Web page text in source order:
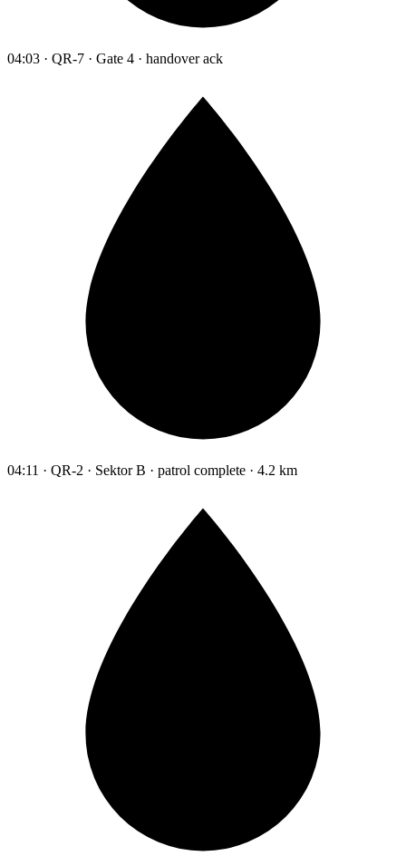
04:03 · QR-7 · Gate 4 · handover ack
04:11 · QR-2 · Sektor B · patrol complete · 4.2 km